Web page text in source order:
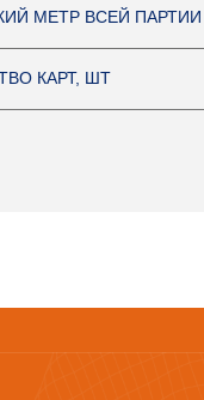
МЕТР ВСЕЙ ПАРТИИ
КАРТ, ШТ